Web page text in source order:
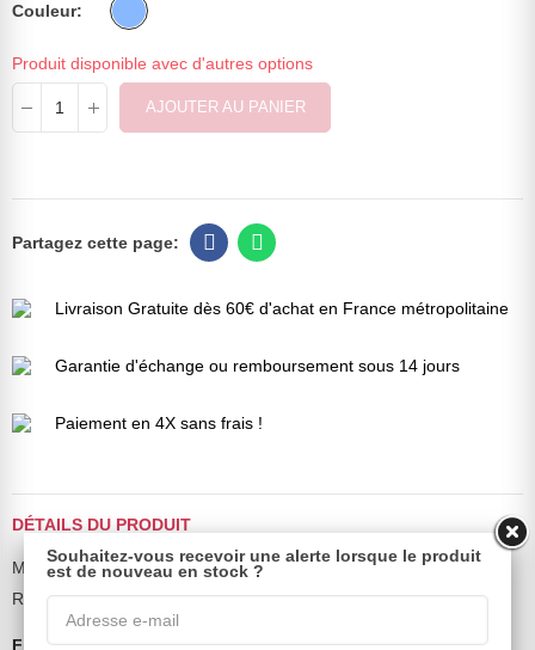
Couleur
Produit disponible avec d'autres options
AJOUTER AU PANIER
Livraison Gratuite dès 60€ d'achat en France métropolitaine
Garantie d'échange ou remboursement sous 14 jours
Paiement en 4X sans frais !
DÉTAILS DU PRODUIT
Marque
KAFFE
Référence
Z0021 45244
Fiche technique
Souhaitez-vous recevoir une alerte lorsque le produit
est de nouveau en stock ?